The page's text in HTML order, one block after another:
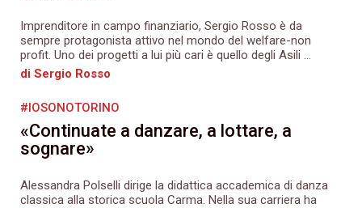
Imprenditore in campo finanziario, Sergio Rosso è da
sempre protagonista attivo nel mondo del welfare-non
profit. Uno dei progetti a lui più cari è quello degli Asili ...
di Sergio Rosso
#IOSONOTORINO
«Continuate a danzare, a lottare, a
sognare»
Alessandra Polselli dirige la didattica accademica di danza
classica alla storica scuola Carma. Nella sua carriera ha